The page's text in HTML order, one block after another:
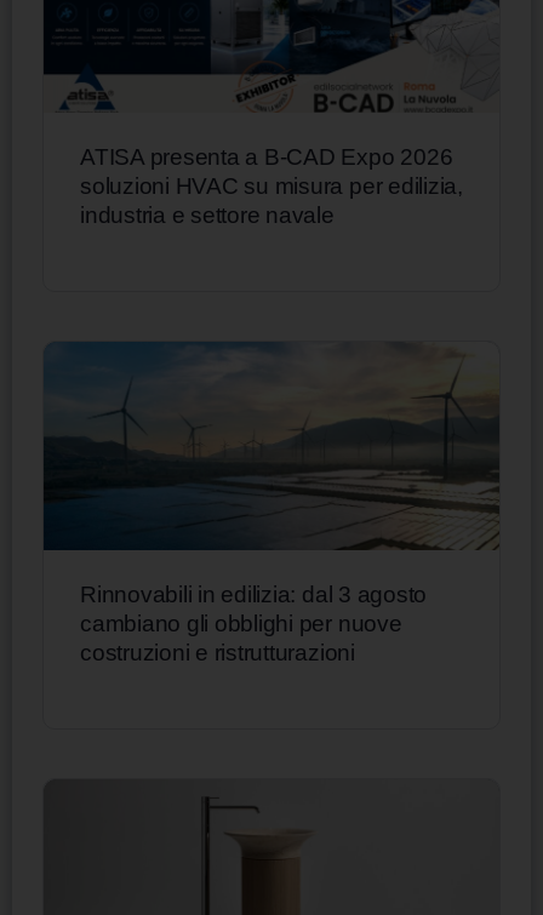
ATISA presenta a B-CAD Expo 2026
soluzioni HVAC su misura per edilizia,
industria e settore navale
Rinnovabili in edilizia: dal 3 agosto
cambiano gli obblighi per nuove
costruzioni e ristrutturazioni